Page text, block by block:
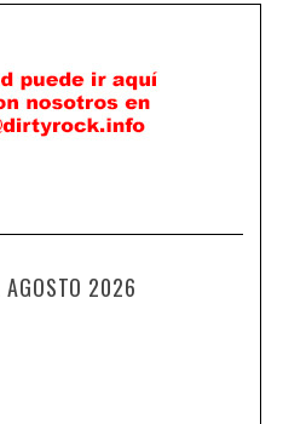
2026